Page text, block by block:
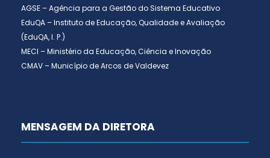
AGSE – Agência para a Gestão do Sistema Educativo
EduQA – Instituto de Educação, Qualidade e Avaliação
(EduQA, I. P.)
MECI – Ministério da Educação, Ciência e Inovação
CMAV – Município de Arcos de Valdevez
MENSAGEM DA DIRETORA